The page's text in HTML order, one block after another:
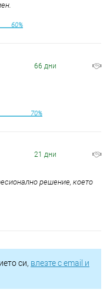
60%
70%
66 дни
решение, което
21 дни
си, влезте с email и